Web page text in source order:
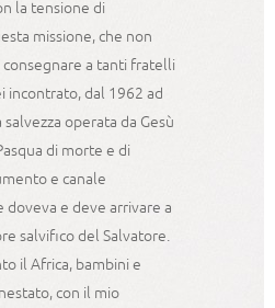
la tensione di
missione, che non
a tanti fratelli
incontrato, dal 1962 ad
operata da Gesù
di morte e di
e canale
e deve arrivare a
salvifico del Salvatore.
il Africa, bambini e
con il mio